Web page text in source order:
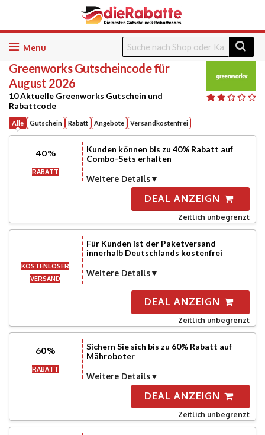
Skip
content
GreenworksGutscheincode für
August 2026
10 Aktuelle Greenworks Gutschein und
Rabattcode
Alle Gutschein Rabatt Angebote Versandkostenfrei
40%
RABATT
Kunden können bis zu 40% Rabatt auf
Combo-Sets erhalten
Weitere Details
DEAL ANZEIGN
Zeitlich unbegrenzt
KOSTENLOSER
VERSAND
Für Kunden ist der Paketversand
innerhalb Deutschlands kostenfrei
Weitere Details
DEAL ANZEIGN
Zeitlich unbegrenzt
60%
RABATT
Sichern Sie sich bis zu 60% Rabatt auf
Mähroboter
Weitere Details
DEAL ANZEIGN
Zeitlich unbegrenzt